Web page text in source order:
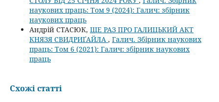
наукових праць: Том 9 (2024): Галич: збірник
наукових праць
Андрій СТАСЮК, ЩЕ РАЗ ПРО ГАЛИЦЬКИЙ АКТ
КНЯЗЯ СВИДРИҐАЙЛА , Галич. Збірник наукових
праць: Том 6 (2021): Галич: збірник наукових
праць
Схожі статті